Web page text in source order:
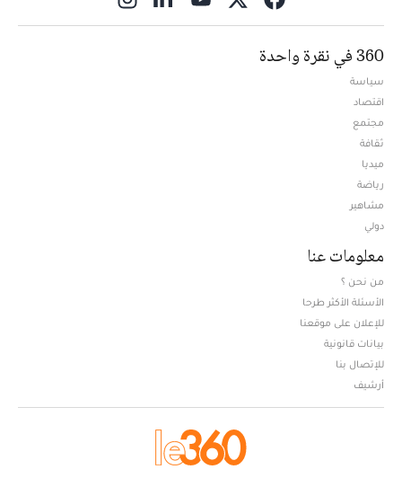
360 في نقرة واحدة
سياسة
اقتصاد
مجتمع
ثقافة
ميديا
رياضة
مشاهير
دولي
معلومات عنا
من نحن ؟
الأسئلة الأكثر طرحا
للإعلان على موقعنا
بيانات قانونية
للإتصال بنا
أرشيف